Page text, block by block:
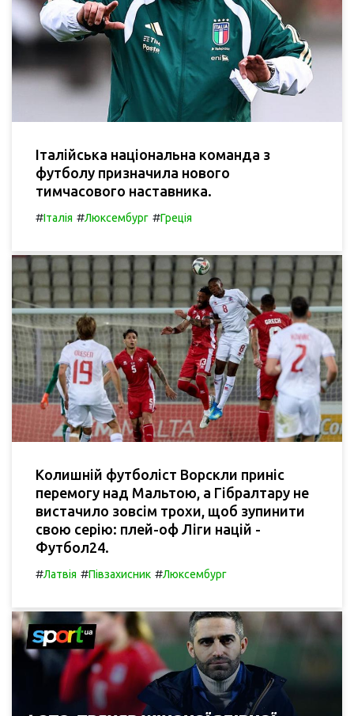
Італійська національна команда з
футболу призначила нового
тимчасового наставника.
#Італія #Люксембург #Греція
Колишній футболіст Ворскли приніс
перемогу над Мальтою, а Гібралтару не
вистачило зовсім трохи, щоб зупинити
свою серію: плей-оф Ліги націй -
Футбол24.
#Латвія #Півзахисник #Люксембург